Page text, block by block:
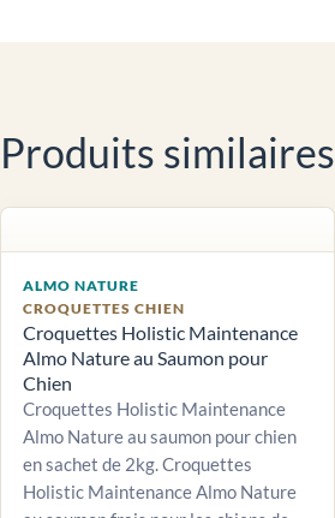
Produits similaires
ALMO NATURE
CROQUETTES CHIEN
Croquettes Holistic Maintenance
Almo Nature au Saumon pour
Chien
Croquettes Holistic Maintenance
Almo Nature au saumon pour chien
en sachet de 2kg. Croquettes
Holistic Maintenance Almo Nature